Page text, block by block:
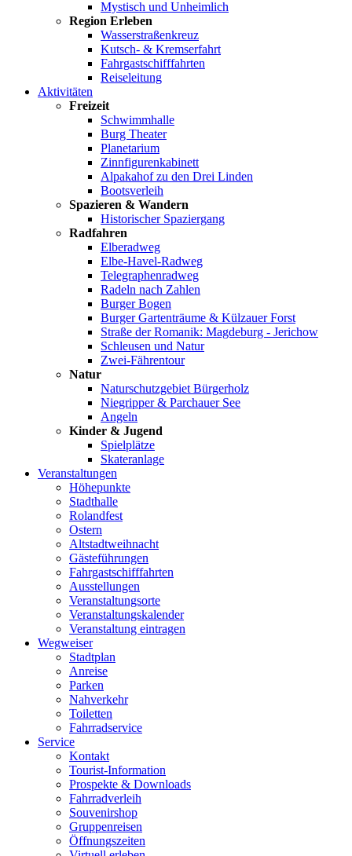
Mystisch und Unheimlich
Region Erleben
Wasserstraßenkreuz
Kutsch- & Kremserfahrt
Fahrgastschifffahrten
Reiseleitung
Aktivitäten
Freizeit
Schwimmhalle
Burg Theater
Planetarium
Zinnfigurenkabinett
Alpakahof zu den Drei Linden
Bootsverleih
Spazieren & Wandern
Historischer Spaziergang
Radfahren
Elberadweg
Elbe-Havel-Radweg
Telegraphenradweg
Radeln nach Zahlen
Burger Bogen
Burger Gartenträume & Külzauer Forst
Straße der Romanik: Magdeburg - Jerichow
Schleusen und Natur
Zwei-Fährentour
Natur
Naturschutzgebiet Bürgerholz
Niegripper & Parchauer See
Angeln
Kinder & Jugend
Spielplätze
Skateranlage
Veranstaltungen
Höhepunkte
Stadthalle
Rolandfest
Ostern
Altstadtweihnacht
Gästeführungen
Fahrgastschifffahrten
Ausstellungen
Veranstaltungsorte
Veranstaltungskalender
Veranstaltung eintragen
Wegweiser
Stadtplan
Anreise
Parken
Nahverkehr
Toiletten
Fahrradservice
Service
Kontakt
Tourist-Information
Prospekte & Downloads
Fahrradverleih
Souvenirshop
Gruppenreisen
Öffnungszeiten